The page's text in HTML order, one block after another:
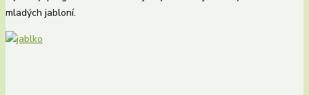
mladých jabloní.